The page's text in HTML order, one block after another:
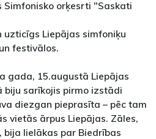
orķesrti "Saskati
Liepājas simfoniķu
festivālos.
gada, 15.augustā Liepājas
biju sarīkojis pirmo izstādi
diezgan pieprasīta – pēc tam
vietās ārpus Liepājas. Zāles,
lielākas par Biedrības